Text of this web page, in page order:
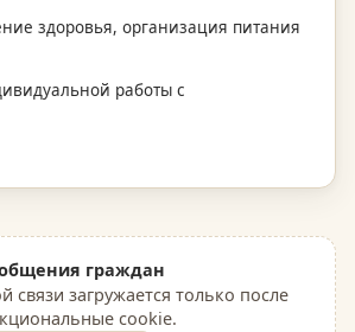
здоровья, организация питания
работы с
граждан
связи загружается только после
cookie.